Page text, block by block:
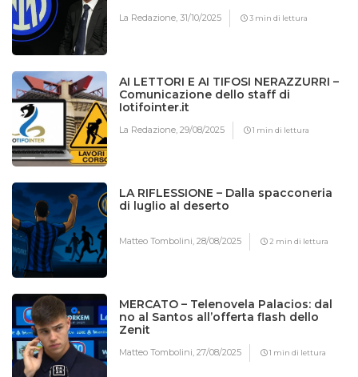
La Redazione,31/10/2025 3 min di lettura
AI LETTORI E AI TIFOSI NERAZZURRI –
Comunicazione dello staff di
Iotifointer.it
La Redazione,29/08/2025 1 min di lettura
LA RIFLESSIONE – Dalla spacconeria
di luglio al deserto
Matteo Tombolini,28/08/2025 2 min di lettura
MERCATO – Telenovela Palacios: dal
no al Santos all’offerta flash dello
Zenit
Matteo Tombolini,27/08/2025 1 min di lettura